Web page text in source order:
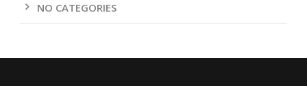
NO CATEGORIES